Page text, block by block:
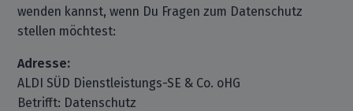
wenden kannst, wenn Du Fragen zum Datenschutz
stellen möchtest:
Adresse:
ALDI SÜD Dienstleistungs-SE & Co. oHG
Betrifft: Datenschutz